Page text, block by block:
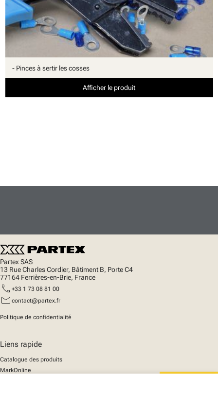
- Pinces à sertir les cosses
Afficher le produit
Partex SAS
13 Rue Charles Cordier, Bâtiment B, Porte C4
77164 Ferrières-en-Brie, France
call +33 1 73 08 81 00
mail contact@partex.fr
Politique de confidentialité
Liens rapide
Catalogue des produits
MarkOnline